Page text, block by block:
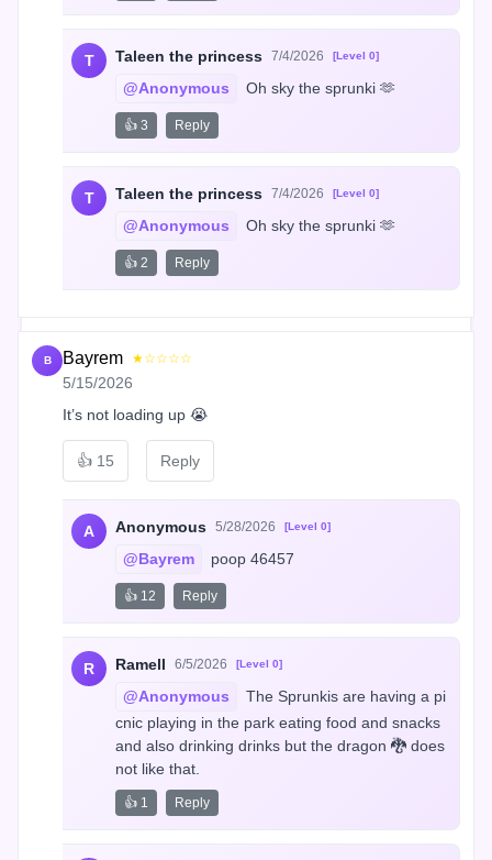
T Taleen the princess 7/4/2026 [Level 0]
@Anonymous Oh sky the sprunki 🫶
👍 3 Reply
T Taleen the princess 7/4/2026 [Level 0]
@Anonymous Oh sky the sprunki 🫶
👍 2 Reply
B Bayrem ★☆☆☆☆
5/15/2026
It’s not loading up 😭
👍 15 Reply
A Anonymous 5/28/2026 [Level 0]
@Bayrem poop 46457
👍 12 Reply
R Ramell 6/5/2026 [Level 0]
@Anonymous
The Sprunkis are having a pi
cnic playing in the park eating food and snacks
and also drinking drinks but the dragon 🐉 does
not like that.
👍 1 Reply